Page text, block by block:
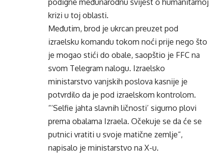
podigne međunarodnu svijest o humanitarnoj
krizi u toj oblasti.
Međutim, brod je ukrcan preuzet pod
izraelsku komandu tokom noći prije nego što
je mogao stići do obale, saopštio je FFC na
svom Telegram nalogu. Izraelsko
ministarstvo vanjskih poslova kasnije je
potvrdilo da je pod izraelskom kontrolom.
“‘Selfie jahta slavnih ličnosti’ sigurno plovi
prema obalama Izraela. Očekuje se da će se
putnici vratiti u svoje matične zemlje“,
napisalo je ministarstvo na X-u.